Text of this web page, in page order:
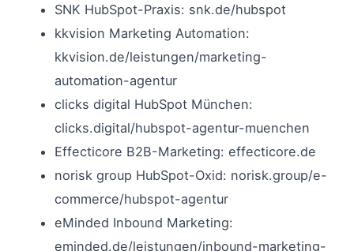
SNK HubSpot-Praxis: snk.de/hubspot
kkvision Marketing Automation:
kkvision.de/leistungen/marketing-
automation-agentur
clicks digital HubSpot München:
clicks.digital/hubspot-agentur-muenchen
Effecticore B2B-Marketing: effecticore.de
norisk group HubSpot-Oxid: norisk.group/e-
commerce/hubspot-agentur
eMinded Inbound Marketing:
eminded.de/leistungen/inbound-marketing-